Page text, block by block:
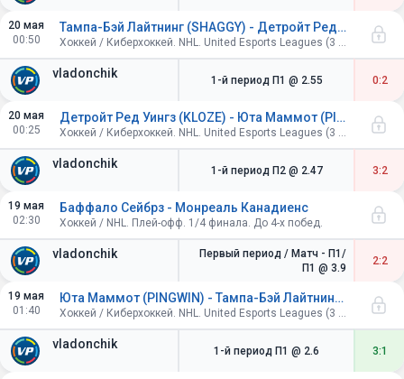
20 мая
00:50
vladonchik
Тампа-Бэй Лайтнинг (SHAGGY) - Детройт Ред Уингз (KLOZE)
Хоккей / Киберхоккей. NHL. United Esports Leagues (3 периода по 4 минуты).
1-й период П1 @ 2.55 0:2
20 мая
00:25
vladonchik
Детройт Ред Уингз (KLOZE) - Юта Маммот (PINGWIN)
Хоккей / Киберхоккей. NHL. United Esports Leagues (3 периода по 4 минуты).
1-й период П2 @ 2.47 3:2
19 мая
02:30
vladonchik
Баффало Сейбрз - Монреаль Канадиенс
Хоккей / NHL. Плей-офф. 1/4 финала. До 4-х побед.
Первый период / Матч - П1/
П1 @ 3.9
2:2
19 мая
01:40
vladonchik
Юта Маммот (PINGWIN) - Тампа-Бэй Лайтнинг (SHAGGY)
Хоккей / Киберхоккей. NHL. United Esports Leagues (3 периода по 4 минуты).
1-й период П1 @ 2.6 3:1